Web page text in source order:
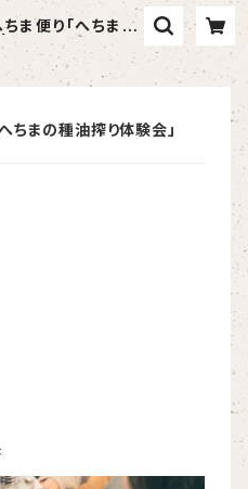
ちま便り「へちまの
へちま屋さはらん
ちまの種油搾り体験会」